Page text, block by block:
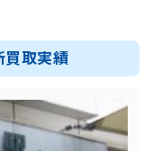
買取実績